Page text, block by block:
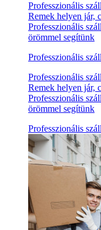
Professzionális
Remek helyen jár,
Professzionális
örömmel segítünk
Professzionális
Professzionális
Remek helyen jár,
Professzionális
örömmel segítünk
Professzionális